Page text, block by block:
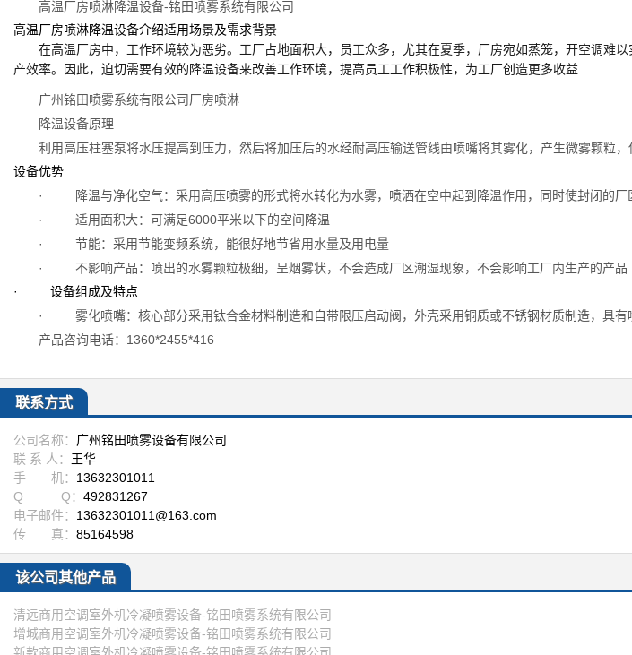
高温厂房喷淋降温设备-铭田喷雾系统有限公司
高温厂房喷淋降温设备介绍适用场景及需求背景
在高温厂房中，工作环境较为恶劣。工厂占地面积大，员工众多，尤其在夏季，厂房宛如蒸笼，开空调难
产效率。因此，迫切需要有效的降温设备来改善工作环境，提高员工工作积极性，为工厂创造更多收益
广州铭田喷雾系统有限公司厂房喷淋
降温设备原理
利用高压柱塞泵将水压提高到压力，然后将加压后的水经耐高压输送管线由喷嘴将其雾化，产生微雾颗粒
设备优势
· 降温与净化空气：采用高压喷雾的形式将水转化为水雾，喷洒在空中起到降温作用，同时使封闭的厂
· 适用面积大：可满足6000平米以下的空间降温
· 节能：采用节能变频系统，能很好地节省用水量及用电量
· 不影响产品：喷出的水雾颗粒极细，呈烟雾状，不会造成厂区潮湿现象，不会影响工厂内生产的产品
· 设备组成及特点
· 雾化喷嘴：核心部分采用钛合金材料制造和自带限压启动阀，外壳采用铜质或不锈钢材质制造，具有
产品咨询电话：1360*2455*416
联系方式
公司名称： 广州铭田喷雾设备有限公司
联 系 人： 王华
手 机： 13632301011
Q Q： 492831267
电子邮件： 13632301011@163.com
传 真： 85164598
该公司其他产品
清远商用空调室外机冷凝喷雾设备-铭田喷雾系统有限公司
增城商用空调室外机冷凝喷雾设备-铭田喷雾系统有限公司